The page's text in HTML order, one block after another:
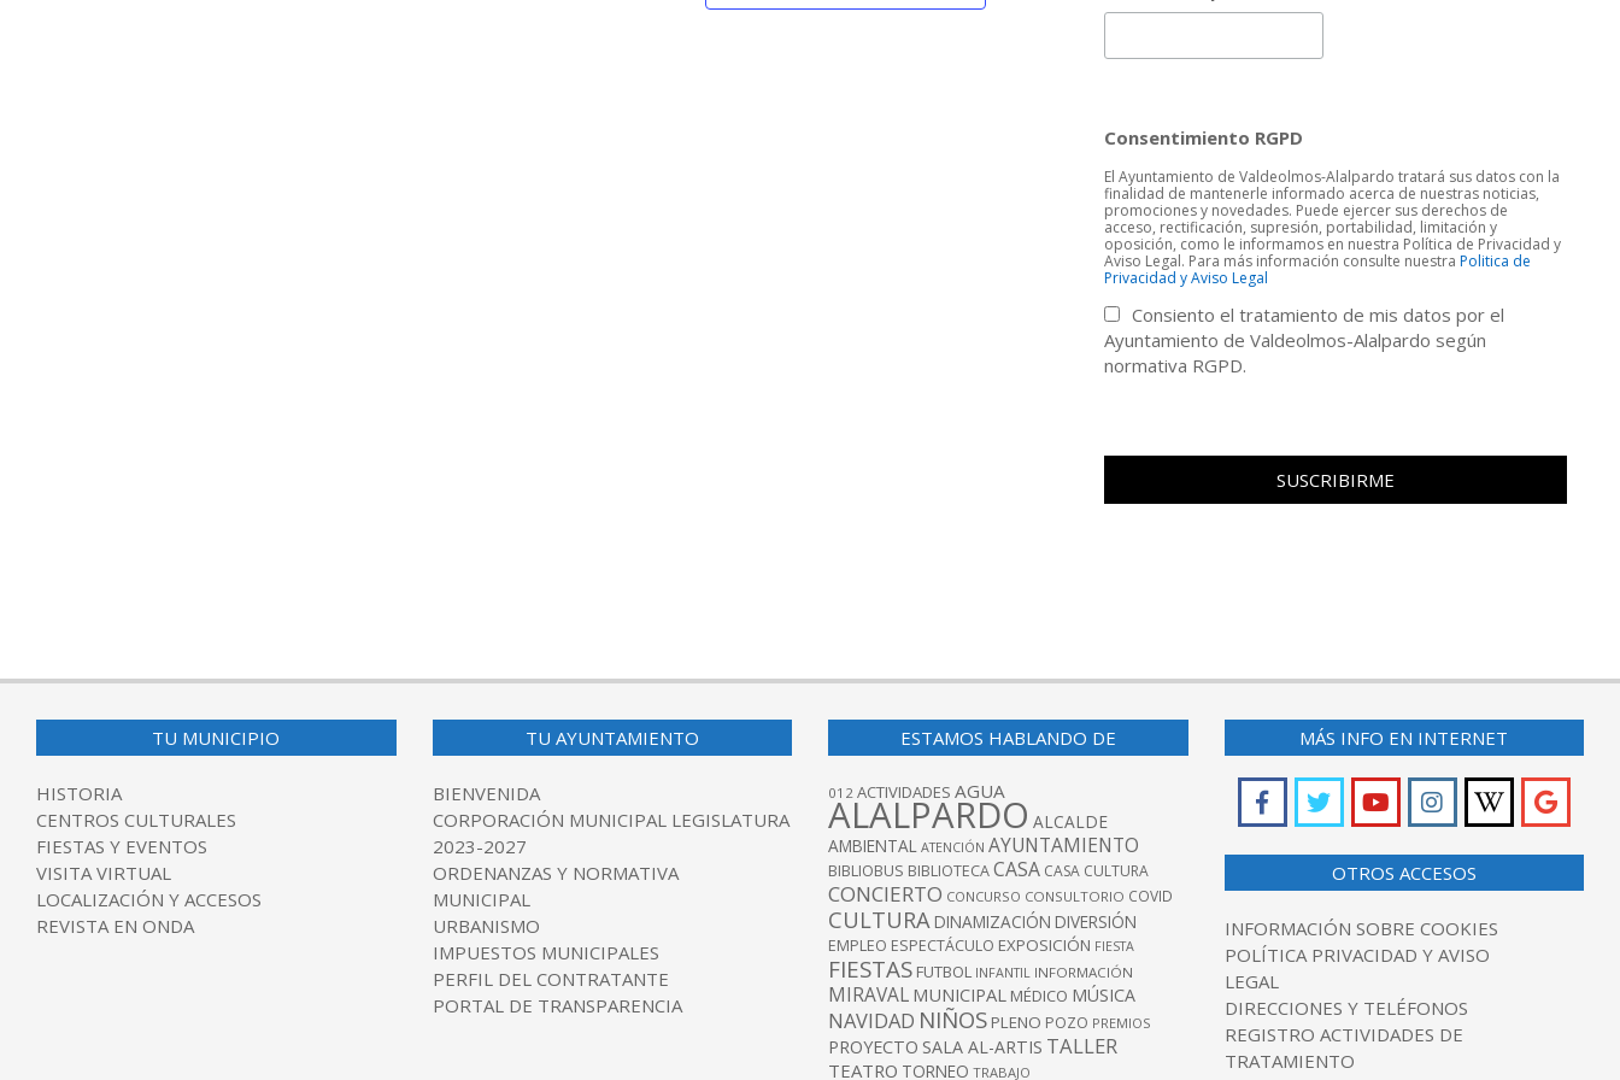
Consentimiento RGPD
El Ayuntamiento de Valdeolmos-Alalpardo tratará sus datos con la
finalidad de mantenerle informado acerca de nuestras noticias,
promociones y novedades. Puede ejercer sus derechos de
acceso, rectificación, supresión, portabilidad, limitación y
oposición, como le informamos en nuestra Política de Privacidad y
Aviso Legal. Para más información consulte nuestraPolitica de
Privacidad y Aviso Legal
Consiento el tratamiento de mis datos por el
Ayuntamiento de Valdeolmos-Alalpardo según
normativa RGPD.
TU MUNICIPIO
HISTORIA
CENTROS CULTURALES
FIESTAS Y EVENTOS
VISITA VIRTUAL
LOCALIZACIÓN Y ACCESOS
REVISTA EN ONDA
TU AYUNTAMIENTO
BIENVENIDA
CORPORACIÓN MUNICIPAL LEGISLATURA
2023-2027
ORDENANZAS Y NORMATIVA
MUNICIPAL
URBANISMO
IMPUESTOS MUNICIPALES
PERFIL DEL CONTRATANTE
PORTAL DE TRANSPARENCIA
ESTAMOS HABLANDO DE
012 ACTIVIDADES AGUA
ALALPARDO ALCALDE
AMBIENTAL ATENCIÓN AYUNTAMIENTO
BIBLIOBUS BIBLIOTECACASA CASA CULTURA
CONCIERTO CONCURSO CONSULTORIO COVID
CULTURA DINAMIZACIÓN DIVERSIÓN
EMPLEO ESPECTÁCULO EXPOSICIÓN FIESTA
FIESTAS FUTBOL INFANTIL INFORMACIÓN
MIRAVAL MUNICIPAL MÉDICO MÚSICA
NAVIDAD NIÑOS PLENO POZO PREMIOS
PROYECTO SALA AL-ARTIS TALLER
TEATRO TORNEO TRABAJO
MÁS INFO EN INTERNET
OTROS ACCESOS
INFORMACIÓN SOBRE COOKIES
POLÍTICA PRIVACIDAD Y AVISO
LEGAL
DIRECCIONES Y TELÉFONOS
REGISTRO ACTIVIDADES DE
TRATAMIENTO